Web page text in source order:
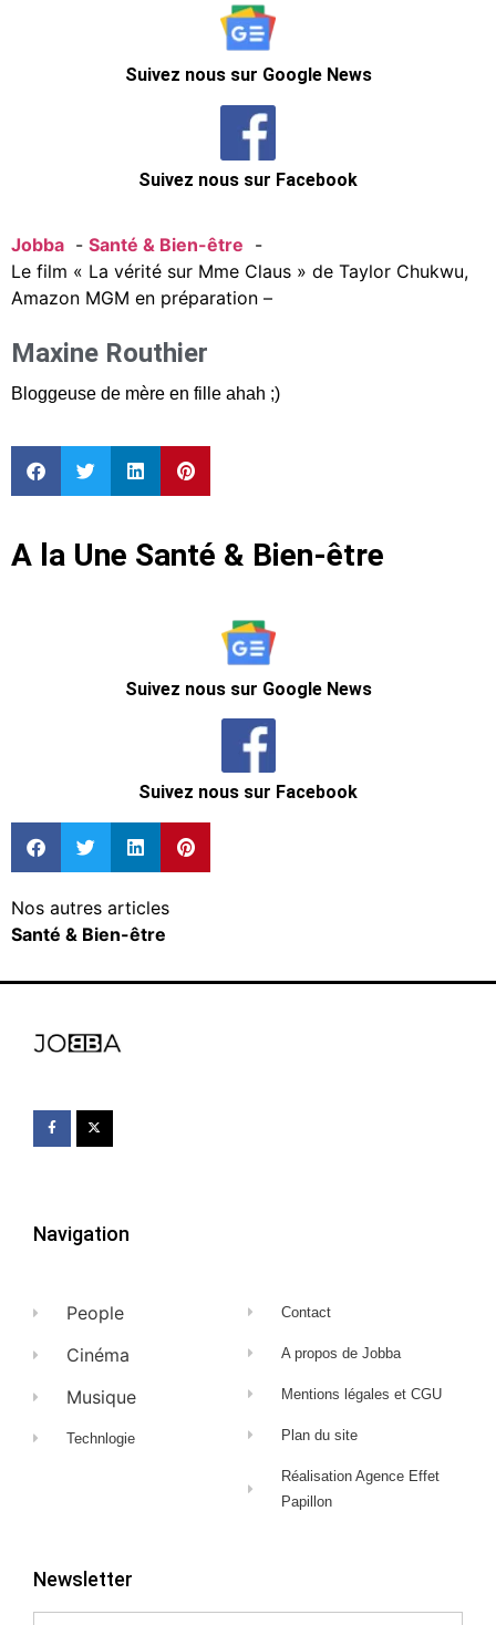
Suivez nous sur Google News
Suivez nous sur Facebook
Jobba
Santé & Bien-être
Le film « La vérité sur Mme Claus » de Taylor Chukwu,
Amazon MGM en préparation –
Maxine Routhier
Bloggeuse de mère en fille ahah ;)
A la Une Santé & Bien-être
Suivez nous sur Google News
Suivez nous sur Facebook
Nos autres articles
Santé & Bien-être
Navigation
People
Cinéma
Musique
Technlogie
Contact
A propos de Jobba
Mentions légales et CGU
Plan du site
Réalisation Agence Effet
Papillon
Newsletter